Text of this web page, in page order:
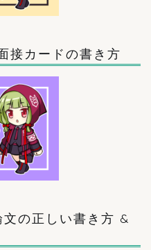
接カードの書き方
の正しい書き方 &